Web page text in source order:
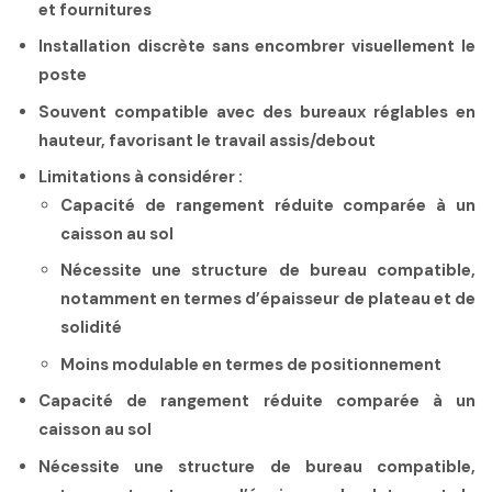
et fournitures
Installation discrète sans encombrer visuellement le
poste
Souvent compatible avec des bureaux réglables en
hauteur, favorisant le travail assis/debout
Limitations à considérer :
Capacité de rangement réduite comparée à un
caisson au sol
Nécessite une structure de bureau compatible,
notamment en termes d’épaisseur de plateau et de
solidité
Moins modulable en termes de positionnement
Capacité de rangement réduite comparée à un
caisson au sol
Nécessite une structure de bureau compatible,